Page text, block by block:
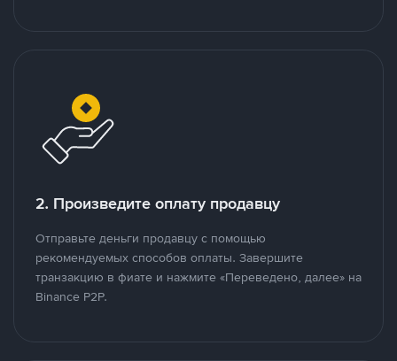
2. Произведите оплату продавцу
Отправьте деньги продавцу с помощью
рекомендуемых способов оплаты. Завершите
транзакцию в фиате и нажмите «Переведено, далее» на
Binance P2P.